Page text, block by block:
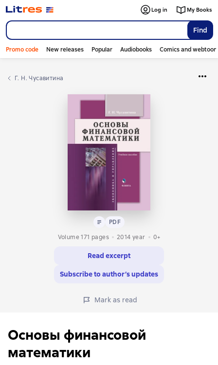
Find
Log in My Books
Promo code New releases Popular Audiobooks Comics and
Г. Н. Чусавитина
Text PDF
PDF
Volume 171 pages
2014 year 0+
Read excerpt
Subscribe to author’s updates
Mark as read
Основы финансовой
математики